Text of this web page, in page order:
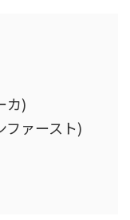
カ)
ファースト)